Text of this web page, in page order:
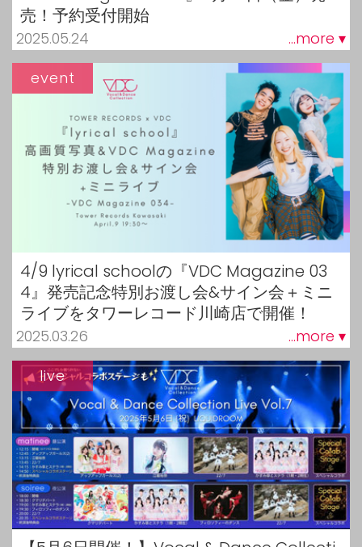
売！予約受付開始
2025.05.24 ...more ▾
4/9 lyrical schoolの『VDC Magazine 03
4』発売記念特別お渡し会&サイン会＋ミニ
ライブをタワーレコード川崎店で開催！
2025.03.26 ...more ▾
event
live